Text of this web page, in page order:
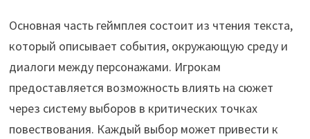
Основная часть геймплея состоит из чтения текста,
который описывает события, окружающую среду и
диалоги между персонажами. Игрокам
предоставляется возможность влиять на сюжет
через систему выборов в критических точках
повествования. Каждый выбор может привести к